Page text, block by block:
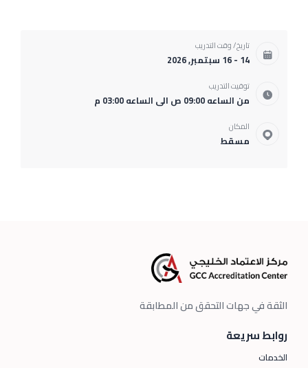
تاريخ/ وقت التدريب
14 - 16 سبتمبر, 2026
توقيت التدريب
من الساعه 09:00 ص الى الساعه 03:00 م
المكان
مسقط
الثقة في جهات التحقق من المطابقة
روابط سريعة
الخدمات